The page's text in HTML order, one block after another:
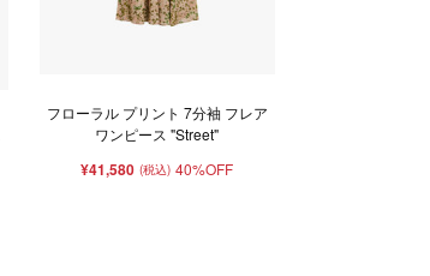
フローラル プリント 7分袖 フレア
ワンピース "Street"
¥41,580 (税込) 40%OFF